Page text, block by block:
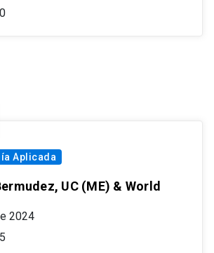
Aplicada
UC (ME) & World
2024